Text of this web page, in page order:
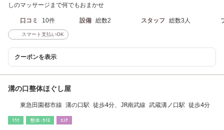
しのマッサージまで何でもおまかせ
口コミ 10件 設備 総数2 スタッフ 総数3人
スマート支払いOK
クーポンを表示
溝の口整体ほぐし屋
東急田園都市線 溝の口駅 徒歩4分、JR南武線 武蔵溝ノ口駅 徒歩4分
ﾘﾗｸ 整体･ｶｲﾛ ｴｽﾃ